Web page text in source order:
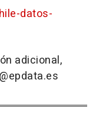
datos-
adicional,